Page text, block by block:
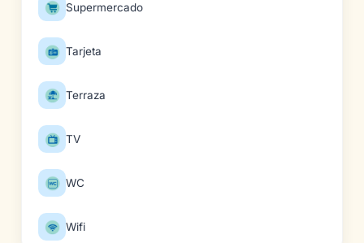
Supermercado
Tarjeta
Terraza
TV
WC
Wifi